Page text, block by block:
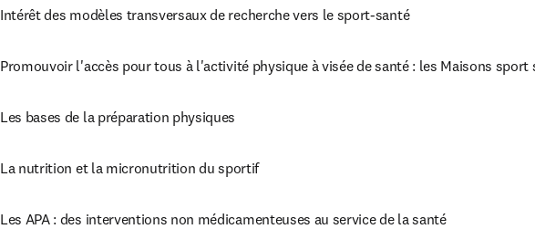
Intérêt des modèles transversaux de recherche vers le sport-santé
Promouvoir l'accès pour tous à l'activité physique à visée de santé : les Maisons sport
Les bases de la préparation physiques
La nutrition et la micronutrition du sportif
Les APA : des interventions non médicamenteuses au service de la santé